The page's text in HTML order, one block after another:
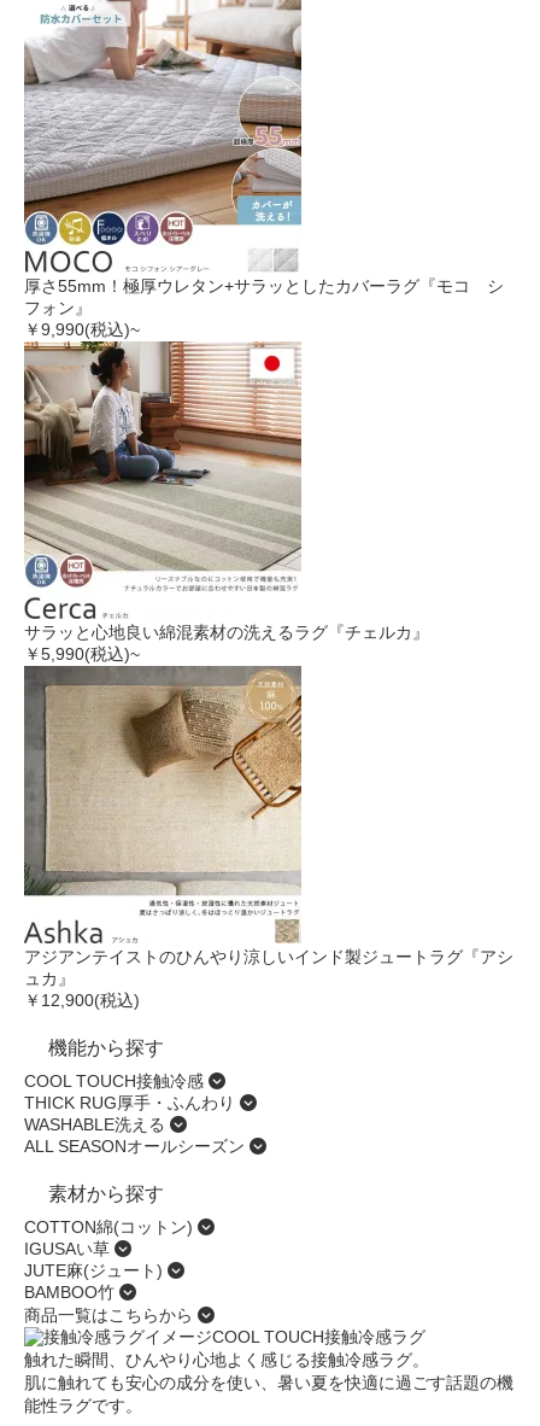
厚さ55mm！極厚ウレタン+サラッとしたカバーラグ『モコ シ
フォン』
￥9,990(税込)~
サラッと心地良い綿混素材の洗えるラグ『チェルカ』
￥5,990(税込)~
アジアンテイストのひんやり涼しいインド製ジュートラグ『アシ
ュカ』
￥12,900(税込)
機能から探す
COOL TOUCH接触冷感
THICK RUG厚手・ふんわり
WASHABLE洗える
ALL SEASONオールシーズン
素材から探す
COTTON綿(コットン)
IGUSAい草
JUTE麻(ジュート)
BAMBOO竹
商品一覧はこちらから
COOL TOUCH接触冷感ラグ
触れた瞬間、ひんやり心地よく感じる接触冷感ラグ。
肌に触れても安心の成分を使い、暑い夏を快適に過ごす話題の機
能性ラグです。